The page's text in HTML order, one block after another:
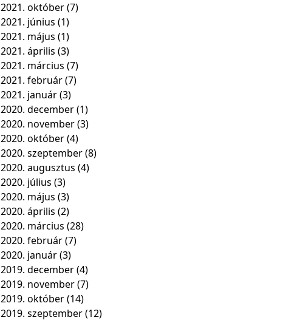
2021. október(7)
2021. június (1)
2021. május (1)
2021. április (3)
2021. március (7)
2021. február(7)
2021. január(3)
2020. december(1)
2020. november(3)
2020. október(4)
2020. szeptember(8)
2020. augusztus (4)
2020. július (3)
2020. május (3)
2020. április (2)
2020. március (28)
2020. február(7)
2020. január(3)
2019. december(4)
2019. november(7)
2019. október(14)
2019. szeptember(12)